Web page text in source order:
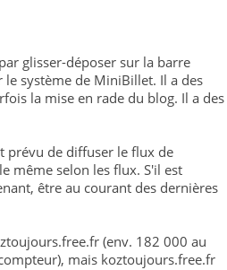
glisser-déposer sur la barre
système de MiniBillet. Il a des
la mise en rade du blog. Il a des
prévu de diffuser le flux de
même selon les flux. S'il est
être au courant des dernières
(env. 182 000 au
mais koztoujours.free.fr